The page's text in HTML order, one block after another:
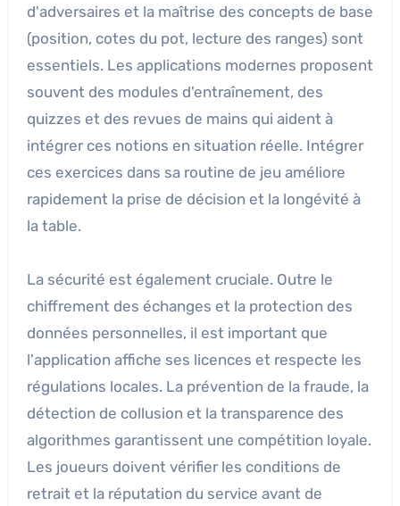
d'adversaires et la maîtrise des concepts de base
(position, cotes du pot, lecture des ranges) sont
essentiels. Les applications modernes proposent
souvent des modules d'entraînement, des
quizzes et des revues de mains qui aident à
intégrer ces notions en situation réelle. Intégrer
ces exercices dans sa routine de jeu améliore
rapidement la prise de décision et la longévité à
la table.
La sécurité est également cruciale. Outre le
chiffrement des échanges et la protection des
données personnelles, il est important que
l'application affiche ses licences et respecte les
régulations locales. La prévention de la fraude, la
détection de collusion et la transparence des
algorithmes garantissent une compétition loyale.
Les joueurs doivent vérifier les conditions de
retrait et la réputation du service avant de